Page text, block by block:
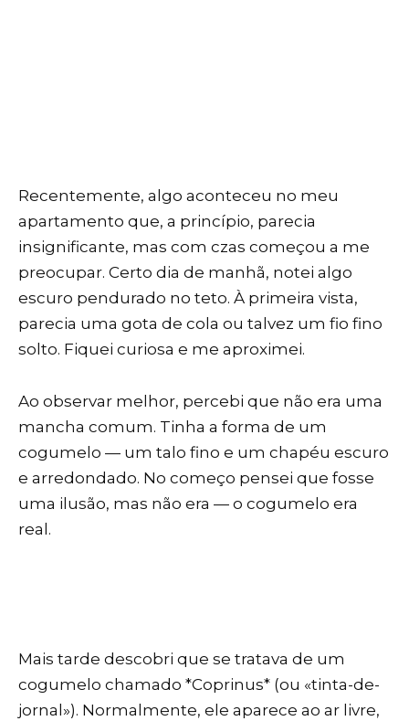
Recentemente, algo aconteceu no meu
apartamento que, a princípio, parecia
insignificante, mas com czas começou a me
preocupar. Certo dia de manhã, notei algo
escuro pendurado no teto. À primeira vista,
parecia uma gota de cola ou talvez um fio fino
solto. Fiquei curiosa e me aproximei.
Ao observar melhor, percebi que não era uma
mancha comum. Tinha a forma de um
cogumelo — um talo fino e um chapéu escuro
e arredondado. No começo pensei que fosse
uma ilusão, mas não era — o cogumelo era
real.
Mais tarde descobri que se tratava de um
cogumelo chamado *Coprinus* (ou «tinta-de-
jornal»). Normalmente, ele aparece ao ar livre,